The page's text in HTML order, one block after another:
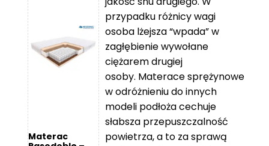
869 zł
349 zł
2
459 zł
Materac
przypadku różnicy wagi
osoba lżejsza “wpada” w
zagłębienie wywołane
ciężarem drugiej
osoby. Materace sprężynowe
w odróżnieniu do innych
modeli podłoża cechuje
słabsza przepuszczalność
powietrza, a to za sprawą